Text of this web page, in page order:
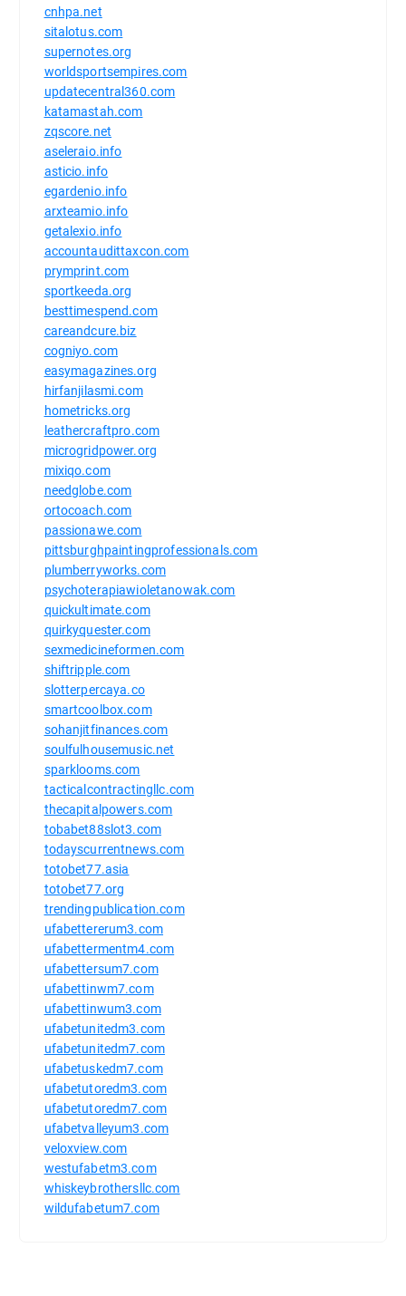
cnhpa.net
sitalotus.com
supernotes.org
worldsportsempires.com
updatecentral360.com
katamastah.com
zqscore.net
aseleraio.info
asticio.info
egardenio.info
arxteamio.info
getalexio.info
accountaudittaxcon.com
prymprint.com
sportkeeda.org
besttimespend.com
careandcure.biz
cogniyo.com
easymagazines.org
hirfanjilasmi.com
hometricks.org
leathercraftpro.com
microgridpower.org
mixiqo.com
needglobe.com
ortocoach.com
passionawe.com
pittsburghpaintingprofessionals.com
plumberryworks.com
psychoterapiawioletanowak.com
quickultimate.com
quirkyquester.com
sexmedicineformen.com
shiftripple.com
slotterpercaya.co
smartcoolbox.com
sohanjitfinances.com
soulfulhousemusic.net
sparklooms.com
tacticalcontractingllc.com
thecapitalpowers.com
tobabet88slot3.com
todayscurrentnews.com
totobet77.asia
totobet77.org
trendingpublication.com
ufabettererum3.com
ufabettermentm4.com
ufabettersum7.com
ufabettinwm7.com
ufabettinwum3.com
ufabetunitedm3.com
ufabetunitedm7.com
ufabetuskedm7.com
ufabetutoredm3.com
ufabetutoredm7.com
ufabetvalleyum3.com
veloxview.com
westufabetm3.com
whiskeybrothersllc.com
wildufabetum7.com